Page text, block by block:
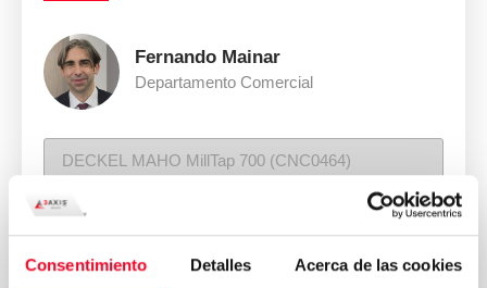
Consentimiento Detalles Acerca de las cookies
Fernando Mainar
Departamento Comercial